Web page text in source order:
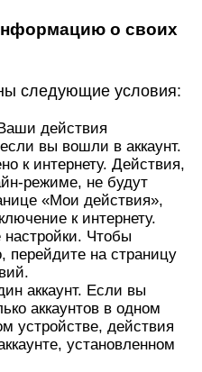
о своих
следующие условия:
действия
вы вошли в аккаунт.
к интернету. Действия,
режиме, не будут
«Мои действия»,
к интернету.
Чтобы
перейдите на страницу
аккаунт. Если вы
аккаунтов в одном
устройстве, действия
установленном